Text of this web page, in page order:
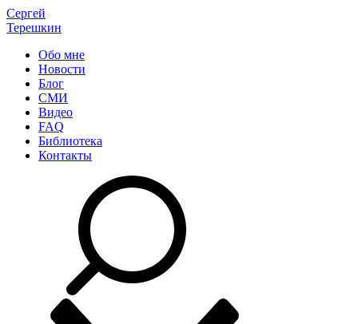
Сергей
Терешкин
Обо мне
Новости
Блог
СМИ
Видео
FAQ
Библиотека
Контакты